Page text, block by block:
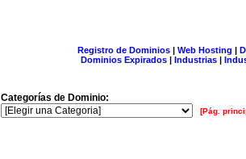
Registro de Dominios| Web Hosting |
Dominios Expirados | Industrias |
Categorías de Dominio:
[Pág.